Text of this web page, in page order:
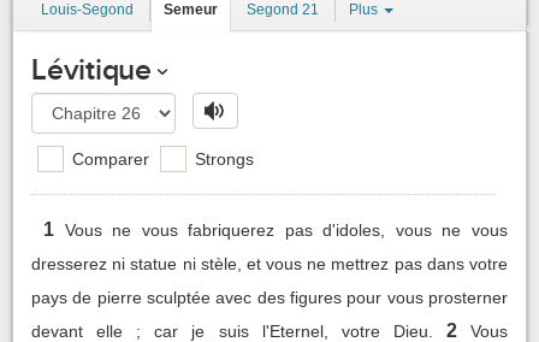
Louis-Segond Semeur Segond 21 Plus
Lévitique
Comparer Strongs
1 Vous ne vous fabriquerez pas d'idoles, vous ne vous
dresserez ni statue ni stèle, et vous ne mettrez pas dans votre
pays de pierre sculptée avec des figures pour vous prosterner
devant elle ; car je suis l'Eternel, votre Dieu.
2
Vous